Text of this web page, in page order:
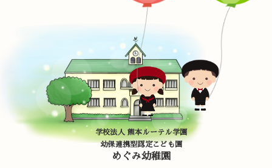
学校法人 熊本ルーテル学園
幼保連携型認定こども園
めぐみ幼稚園